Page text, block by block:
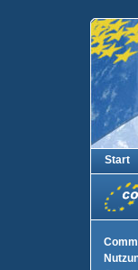
Start